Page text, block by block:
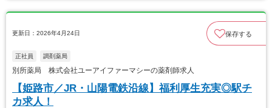
更新日：2026年4月24日 保存する
正社員 調剤薬局
別所薬局 株式会社ユーアイファーマシーの薬剤師求人
【姫路市／JR・山陽電鉄沿線】福利厚生充実◎駅チ
カ求人！